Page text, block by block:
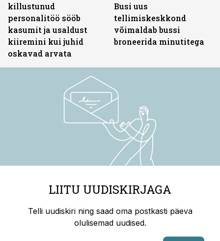
killustunud
personalitöö sööb
kasumit ja usaldust
kiiremini kui juhid
oskavad arvata
Busi uus
tellimiskeskkond
võimaldab bussi
broneerida minutitega
LIITU UUDISKIRJAGA
Telli uudiskiri ning saad oma postkasti päeva
olulisemad uudised.